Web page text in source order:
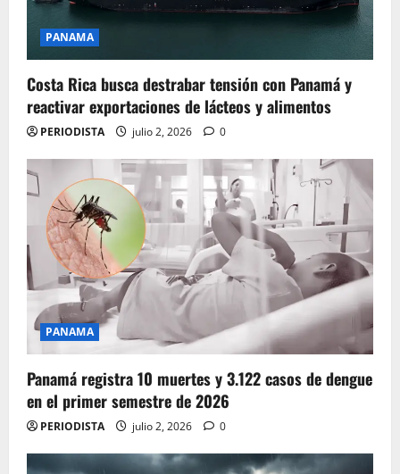
PANAMA
Costa Rica busca destrabar tensión con Panamá y
reactivar exportaciones de lácteos y alimentos
PERIODISTA julio 2, 2026 0
PANAMA
Panamá registra 10 muertes y 3.122 casos de dengue
en el primer semestre de 2026
PERIODISTA julio 2, 2026 0